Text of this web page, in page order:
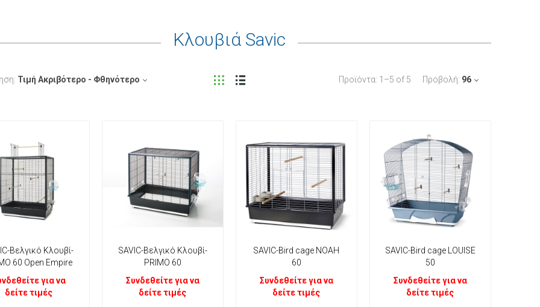
Κλουβιά Savic
Προϊόντα: 1 –5 of 5 Προβολή: 96
Τιμή Ακριβότερο - Φθηνότερο
Βελγικό Κλουβί-
60 Open Empire
για να
δείτε τιμές
SAVIC-Βελγικό Κλουβί-
PRIMO 60
Συνδεθείτε για να
δείτε τιμές
SAVIC-Bird cage NOAH
60
Συνδεθείτε για να
δείτε τιμές
SAVIC-Bird cage LOUISE
50
Συνδεθείτε για να
δείτε τιμές